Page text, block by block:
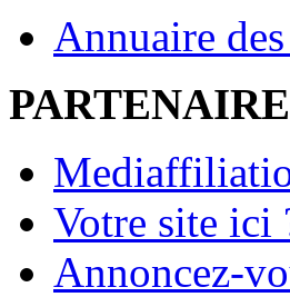
Annuaire
Votre site ici
Annoncez-